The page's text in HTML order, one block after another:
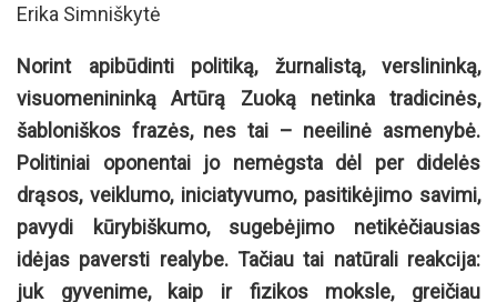
Erika Simniškytė
Norint apibūdinti politiką, žurnalistą, verslininką,
visuomenininką Artūrą Zuoką netinka tradicinės,
šabloniškos frazės, nes tai – neeilinė asmenybė.
Politiniai oponentai jo nemėgsta dėl per didelės
drąsos, veiklumo, iniciatyvumo, pasitikėjimo savimi,
pavydi kūrybiškumo, sugebėjimo netikėčiausias
idėjas paversti realybe. Tačiau tai natūrali reakcija:
juk gyvenime, kaip ir fizikos moksle, greičiau